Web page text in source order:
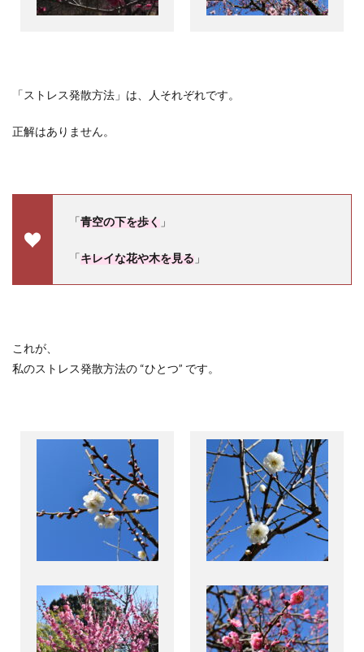
「ストレス発散方法」は、人それぞれです。
正解はありません。
「青空の下を歩く 」
「キレイな花や木を見る 」
これが、
私のストレス発散方法の “ひとつ” です。